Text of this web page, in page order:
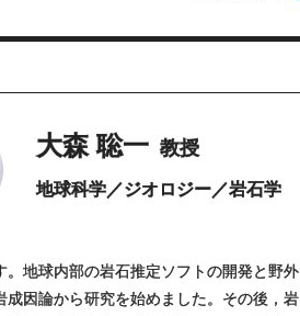
大森 聡一 教授
地球科学／ジオロジー／岩石学
。地球内部の岩石推定ソフトの開発と野外
成因論から研究を始めました。その後，岩